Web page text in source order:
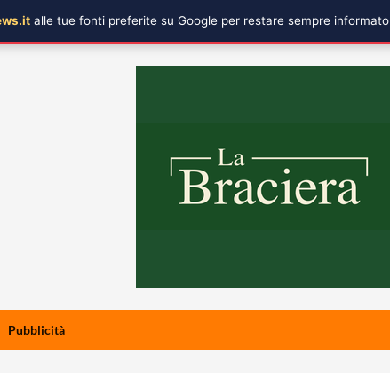
Pubblicità
alle tue fonti preferite su Google per restare sempre informato